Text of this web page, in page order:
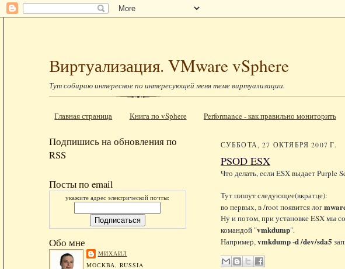
Виртуализация. VMware vSphere
Тут собираю интересное по интересующей меня теме виртуализации.
Главная страница Книга по vSphere Performance - как правильно мониторить
Подпишись на обновления по
RSS
Посты по email
укажите адрес электрической почты:
Обо мне
МИХАИЛ
МОСКВА, RUSSIA
СУББОТА, 27 ОКТЯБРЯ 2007 Г.
PSOD ESX
Что делать, если ESX выдает Purple
Тут пишут следующее(вкратце):
во первых, в /root появится лог
Ну и потом, при установке ESX мы
командой "vmkdump".
Например,vmkdump -d /dev/sda5